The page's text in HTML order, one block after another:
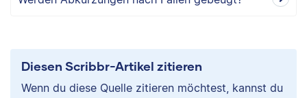
Diesen Scribbr-Artikel zitieren
Wenn du diese Quelle zitieren möchtest, kannst du